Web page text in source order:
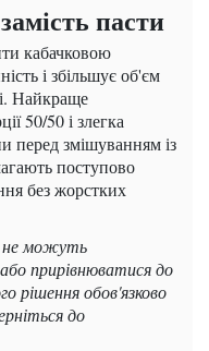
пасти
кабачковою
і збільшує об'єм
Найкраще
50/50 і злегка
перед змішуванням із
поступово
без жорстких
не можуть
прирівнюватися до
рішення обов'язково
до